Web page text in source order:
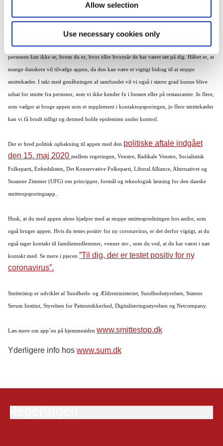
Allow selection
Use necessary cookies only
Det er frivilligt at hente og bruge smitte|stop
Det er frivilligt, om man vil downloade og bruge smitte|stop. Du skal i appen selv give
tilladelse til, at appen deler oplysningen med de personer, som du har været tæt på og
personen kan ikke se, hvem du er, hvor eller hvornår de har været tæt på dig. Håbet er, at
mange danskere vil tilvælge appen, da den kan være et vigtigt bidrag til at stoppe
smittekæder. I takt med genåbningen af samfundet vil vi også i større grad kunne blive
udsat for smitte fra personer, som vi ikke kender fx i bussen eller på restauranter. Jo flere,
som vælger at bruge appen som et supplement i kontaktopsporingen, jo flere smittekæder
kan vi få brudt tidligt og dermed holde epidemien under kontrol.
Der er bred politisk opbakning til appen med den politiske aftale indgået
den 15. maj 2020 mellem regeringen, Venstre, Radikale Venstre, Socialistisk
Folkeparti, Enhedslisten, Det Konservative Folkeparti, Liberal Alliance, Alternativet og
Susanne Zimmer (UFG) om principper, formål og teknologisk løsning for den danske
smitteopsporingsapp..
Husk, at du med appen alene hjælper med at stoppe smittespredningen hos andre, som
også bruger appen. Hvis du testes positiv for ny coronavirus, er det derfor vigtigt, at du
også tager kontakt til familiemedlemmer, venner mv., som du ved, at du har været i nær
kontakt med. Se mere i pjecen ”Til dig, der er testet positiv for ny
coronavirus”.
Smitte|stop er udviklet af Sundheds- og Ældreministeriet, Sundhedsstyrelsen, Statens
Serum Institut, Styrelsen for Patientsikkerhed, Digitaliseringsstyrelsen og Netcompany.
Læs mere om app’en på hjemmesiden www.smittestop.dk
Yderligere info hos www.sum.dk